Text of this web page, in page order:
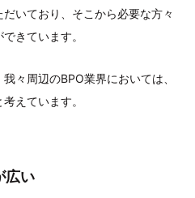
いており、そこから必要な方々
きています。
々周辺のBPO業界においては、
えています。
広い